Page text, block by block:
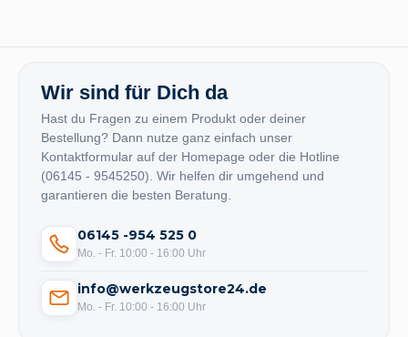
Wir sind für Dich da
Hast du Fragen zu einem Produkt oder deiner
Bestellung? Dann nutze ganz einfach unser
Kontaktformular auf der Homepage oder die Hotline
(06145 - 9545250). Wir helfen dir umgehend und
garantieren die besten Beratung.
06145 -954 525 0
Mo. - Fr. 10:00 - 16:00 Uhr
info@werkzeugstore24.de
Mo. - Fr. 10:00 - 16:00 Uhr